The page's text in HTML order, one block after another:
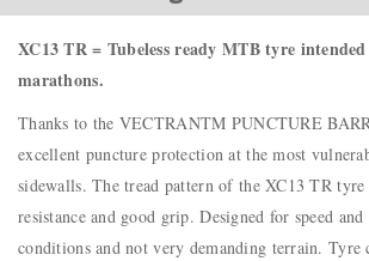
XC13 TR = Tubeless ready MTB tyre
marathons.
Thanks to the VECTRANTM PUNCTURE
excellent puncture protection at the most
sidewalls. The tread pattern of the XC13 TR
resistance and good grip. Designed for speed
conditions and not very demanding terrain. Tyre